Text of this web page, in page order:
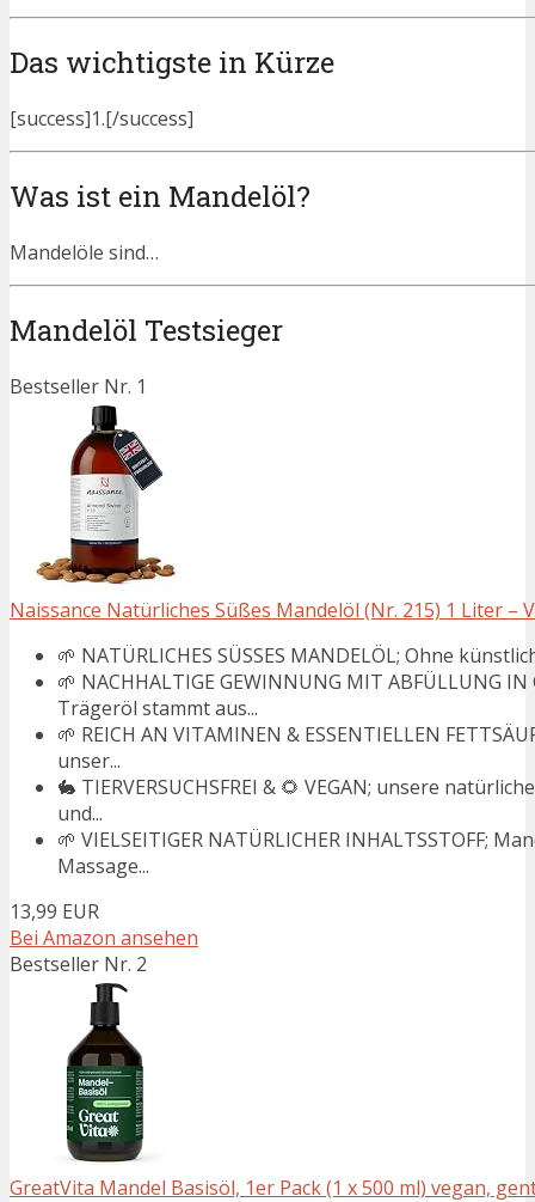
Das wichtigste in Kürze
[success]1.[/success]
Was ist ein Mandelöl?
Mandelöle sind…
Mandelöl Testsieger
Bestseller Nr. 1
Naissance Natürliches Süßes Mandelöl (Nr. 215) 1 Liter –
🌱 NATÜRLICHES SÜSSES MANDELÖL; Ohne
🌱 NACHHALTIGE GEWINNUNG MIT ABFÜLLUNG
Trägeröl stammt aus...
🌱 REICH AN VITAMINEN & ESSENTIELLEN
unser...
🐇 TIERVERSUCHSFREI & 🌻 VEGAN; unsere
und...
🌱 VIELSEITIGER NATÜRLICHER INHALTSSTOFF;
Massage...
13,99 EUR
Bei Amazon ansehen
Bestseller Nr. 2
GreatVita Mandel Basisöl, 1er Pack (1 x 500 ml) vegan,